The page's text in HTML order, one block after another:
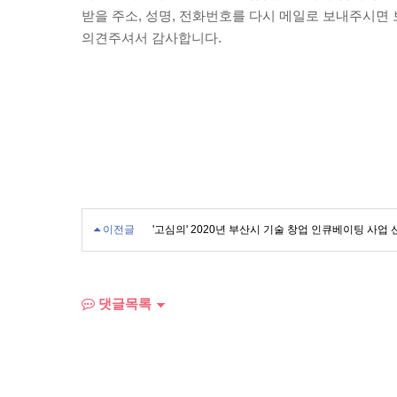
받을 주소, 성명, 전화번호를 다시 메일로 보내주시면
의견주셔서 감사합니다.
이전글 '고심의' 2020년 부산시 기술 창업 인큐베이팅 사업
댓글목록